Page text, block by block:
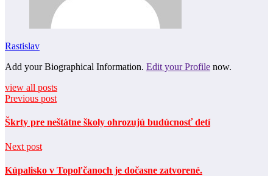
Rastislav
Add your Biographical Information. Edit your Profile now.
view all posts
Previous post
Škrty pre neštátne školy ohrozujú budúcnosť detí
Next post
Kúpalisko v Topoľčanoch je dočasne zatvorené.